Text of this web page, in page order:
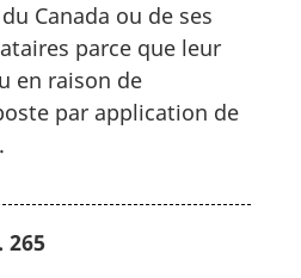
Canada ou de ses
parce que leur
en raison de
par application de
265